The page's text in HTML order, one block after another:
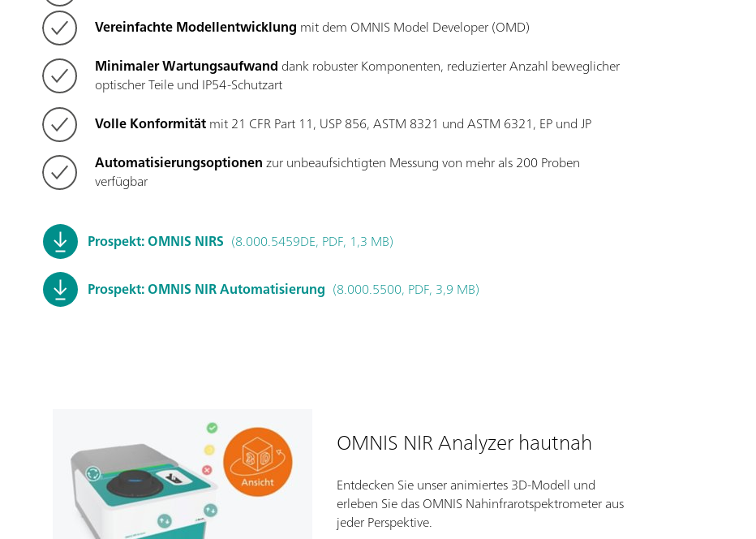
Vereinfachte Modellentwicklung mit dem OMNIS Model Developer (OMD)
Minimaler Wartungsaufwand dank robuster Komponenten, reduzierter Anzahl beweglicher
optischer Teile und IP54-Schutzart
Volle Konformitätmit 21 CFR Part 11, USP 856, ASTM 8321 und ASTM 6321, EP und JP
Automatisierungsoptionenzur unbeaufsichtigten Messung von mehr als 200 Proben
verfügbar
Prospekt: OMNIS NIRS (8.000.5459DE, PDF, 1,3 MB)
Prospekt: OMNIS NIR Automatisierung (8.000.5500, PDF, 3,9 MB)
OMNIS NIR Analyzer hautnah
Entdecken Sie unser animiertes 3D-Modell und
erleben Sie das OMNIS Nahinfrarotspektrometer aus
jeder Perspektive.